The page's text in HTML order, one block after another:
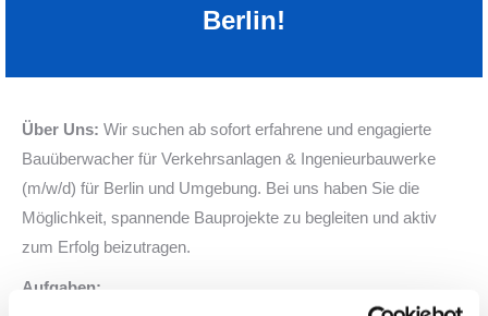
Berlin!
Über Uns: Wir suchen ab sofort erfahrene und engagierte
Bauüberwacher für Verkehrsanlagen & Ingenieurbauwerke
(m/w/d) für Berlin und Umgebung. Bei uns haben Sie die
Möglichkeit, spannende Bauprojekte zu begleiten und aktiv
zum Erfolg beizutragen.
Aufgaben: